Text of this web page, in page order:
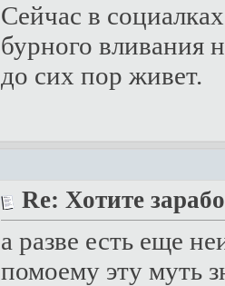
Сейчас в
бурного вливания
до сих пор живет.
Re: Хотите
а разве есть еще
помоему эту муть